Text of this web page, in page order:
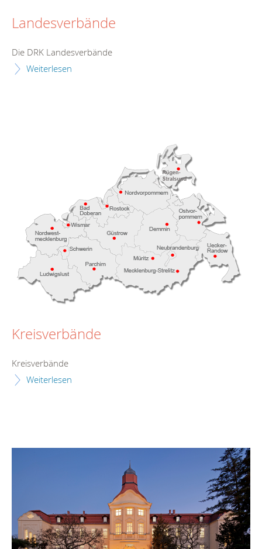
Landesverbände
Die DRK Landesverbände
Weiterlesen
Kreisverbände
Kreisverbände
Weiterlesen